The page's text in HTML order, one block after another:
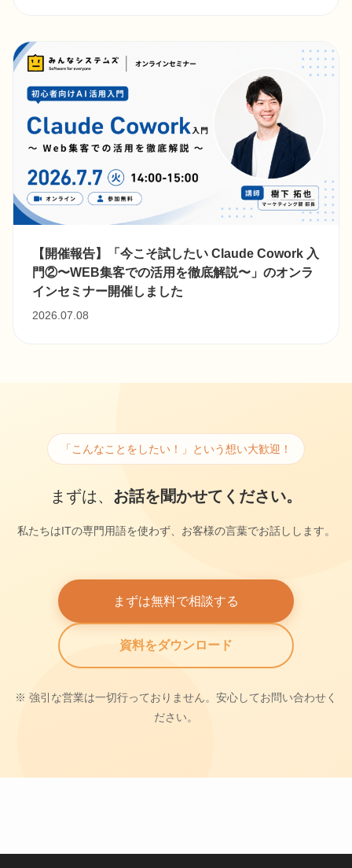
【開催報告】「今こそ試したい Claude Cowork 入
門②〜WEB集客での活用を徹底解説〜」のオンラ
インセミナー開催しました
2026.07.08
「こんなことをしたい！」という想い大歓迎！
まずは、 お話を聞かせてください。
私たちはITの専門用語を使わず、お客様の言葉でお話しします。
まずは無料で相談する
資料をダウンロード
※ 強引な営業は一切行っておりません。安心してお問い合わせく
ださい。